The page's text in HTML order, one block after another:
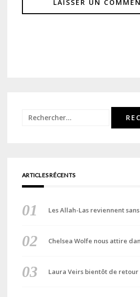
Rechercher :
ARTICLES RÉCENTS
Les Allah-Las reviennent
Chelsea Wolfe nous attire
Laura Veirs bientôt de retour